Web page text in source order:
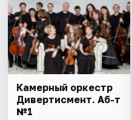
Камерный оркестр
Дивертисмент. Аб-т
№1